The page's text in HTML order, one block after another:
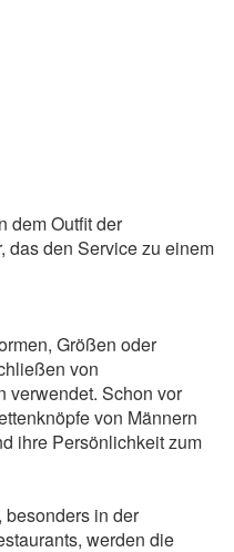
dem Outfit der
das den Service zu einem
Größen oder
von
verwendet. Schon vor
von Männern
ihre Persönlichkeit zum
in der
werden die